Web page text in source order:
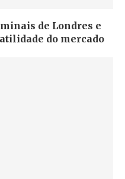
de Londres e
do mercado